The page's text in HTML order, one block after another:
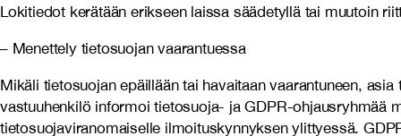
Lokitiedot kerätään erikseen laissa säädetyllä tai muutoin
– Menettely tietosuojan vaarantuessa
Mikäli tietosuojan epäillään tai havaitaan vaarantuneen,
vastuuhenkilö informoi tietosuoja- ja GDPR-ohjausryhmää
tietosuojaviranomaiselle ilmoituskynnyksen ylittyessä.